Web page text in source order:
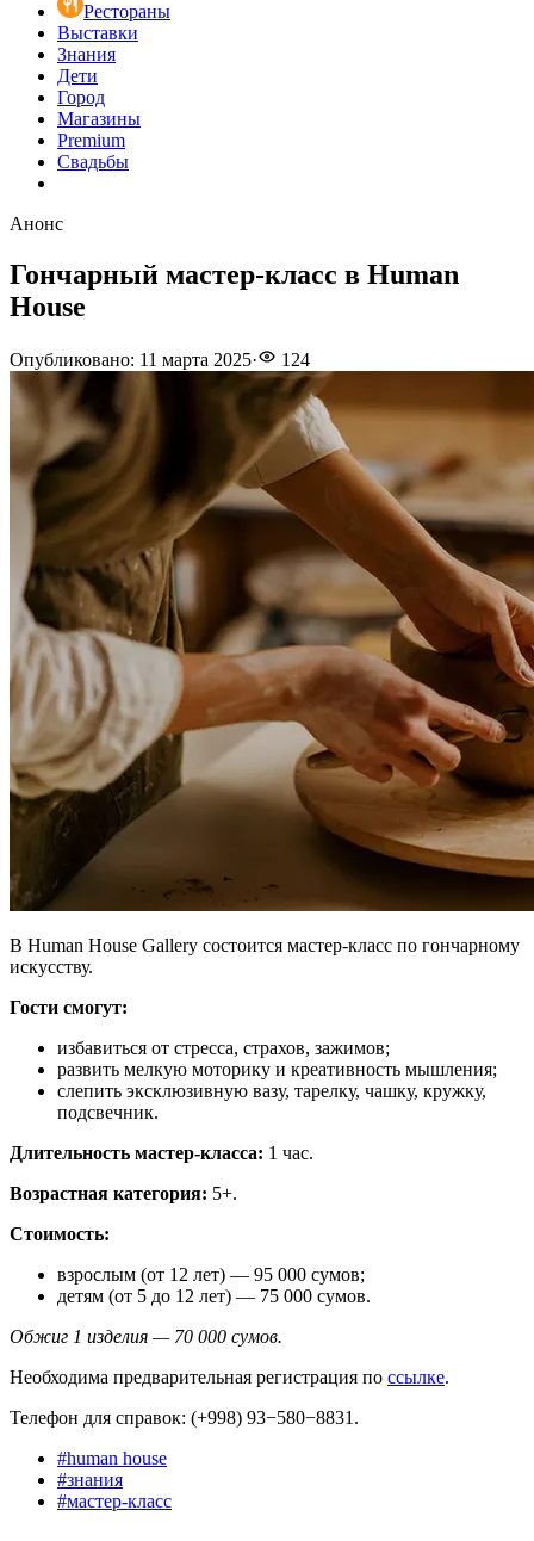
Рестораны
Выставки
Знания
Дети
Город
Магазины
Premium
Свадьбы
Анонс
Гончарный мастер-класс в Human
House
Опубликовано: 11 марта 2025· 124
В Human House Gallery состоится мастер-класс по гончарному
искусству.
Гости смогут:
избавиться от стресса, страхов, зажимов;
развить мелкую моторику и креативность мышления;
слепить эксклюзивную вазу, тарелку, чашку, кружку,
подсвечник.
Длительность мастер-класса: 1 час.
Возрастная категория: 5+.
Стоимость:
взрослым (от 12 лет) — 95 000 сумов;
детям (от 5 до 12 лет) — 75 000 сумов.
Обжиг 1 изделия — 70 000 сумов.
Необходима предварительная регистрация по ссылке.
Телефон для справок: (+998) 93−580−8831.
#human house
#знания
#мастер-класс